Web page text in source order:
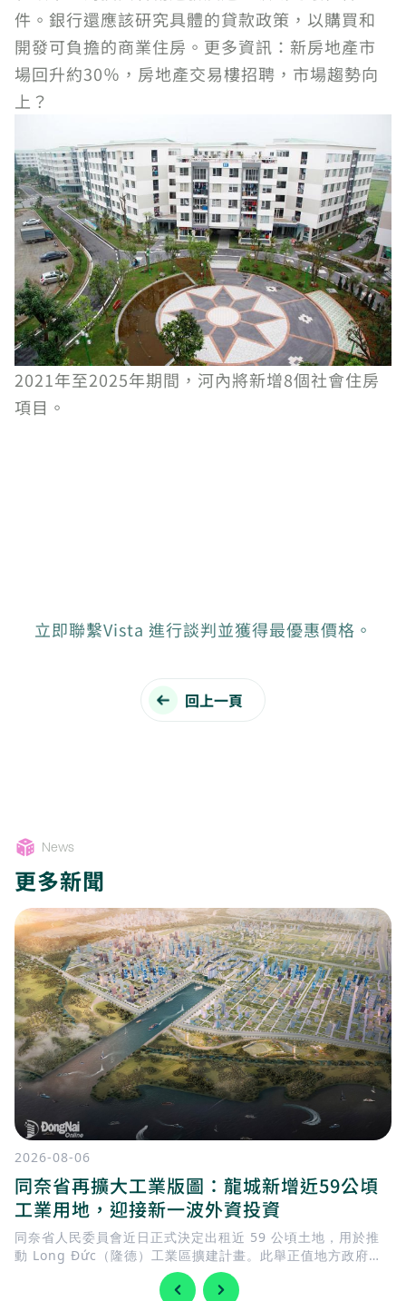
件。銀行還應該研究具體的貸款政策，以購買和
開發可負擔的商業住房。更多資訊：新房地產市
場回升約30％，房地產交易樓招聘，市場趨勢向
上？
2021年至2025年期間，河內將新增8個社會住房
項目。
立即聯繫Vista 進行談判並獲得最優惠價格。
回上一頁
News
更多新聞
2026-08-06
同奈省再擴大工業版圖：龍城新增近59公頃
工業用地，迎接新一波外資投資
同奈省人民委員會近日正式決定出租近 59 公頃土地，用於推
動 Long Đức（隆德）工業區擴建計畫。此舉正值地方政府加
快完善基礎建設，迎接 隆城國際機場 即將投入營運，同時持續
擴充工業用地，以滿足國內外企業日益增加的投資需求。